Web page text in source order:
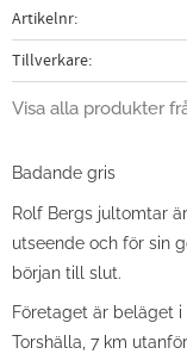
Artikelnr
Tillverkare
Visa alla produkter
Badande gris
Rolf Bergs jultomtar
utseende och för sin
början till slut.
Företaget är beläget
Torshälla, 7 km